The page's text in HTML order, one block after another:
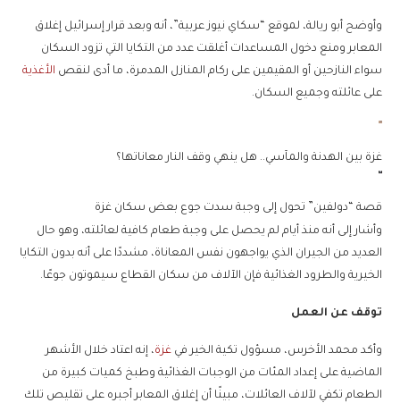
وأوضح أبو ريالة، لموقع “سكاي نيوز عربية”، أنه وبعد قرار إسرائيل إغلاق
المعابر ومنع دخول المساعدات أغلقت عدد من التكايا التي تزود السكان
سواء النازحين أو المقيمين على ركام المنازل المدمرة، ما أدى لنقص الأغذية
على عائلته وجميع السكان.
غزة بين الهدنة والمآسي.. هل ينهي وقف النار معاناتها؟
قصة “دولفين” تحول إلى وجبة سدت جوع بعض سكان غزة
وأشار إلى أنه منذ أيام لم يحصل على وجبة طعام كافية لعائلته، وهو حال
العديد من الجيران الذي يواجهون نفس المعاناة، مشددًا على أنه بدون التكايا
الخيرية والطرود الغذائية فإن الآلاف من سكان القطاع سيموتون جوعًا.
توقف عن العمل
وأكد محمد الأخرس، مسؤول تكية الخير في غزة، إنه اعتاد خلال الأشهر
الماضية على إعداد المئات من الوجبات الغذائية وطبخ كميات كبيرة من
الطعام تكفي لآلاف العائلات، مبينًا أن إغلاق المعابر أجبره على تقليص تلك